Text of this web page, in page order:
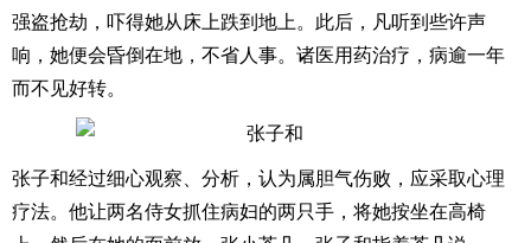
强盗抢劫，吓得她从床上跌到地上。此后，凡听到些许声
响，她便会昏倒在地，不省人事。诸医用药治疗，病逾一年
而不见好转。
张子和经过细心观察、分析，认为属胆气伤败，应采取心理
疗法。他让两名侍女抓住病妇的两只手，将她按坐在高椅